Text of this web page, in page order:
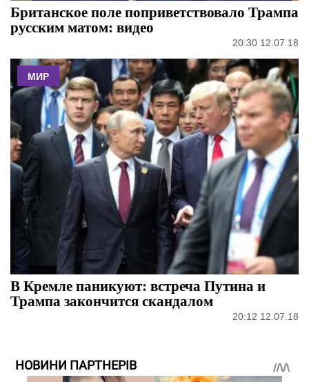
Британское поле поприветствовало Трампа
русским матом: видео
20:30 12.07.18
МИР
В Кремле паникуют: встреча Путина и
Трампа закончится скандалом
20:12 12.07.18
НОВИНИ ПАРТНЕРІВ